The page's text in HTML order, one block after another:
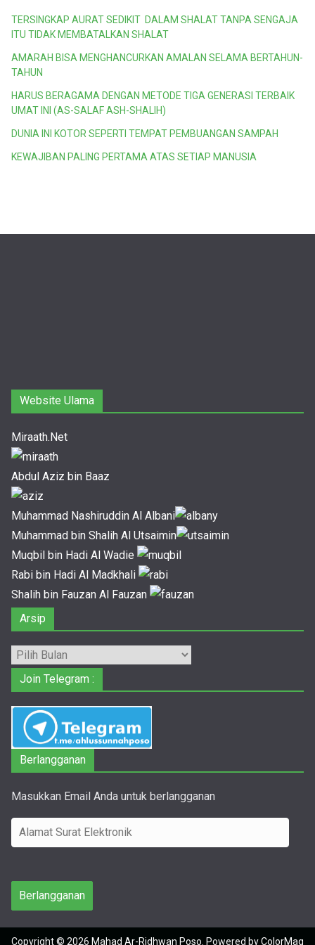
TERSINGKAP AURAT SEDIKIT DALAM SHALAT TANPA SENGAJA
ITU TIDAK MEMBATALKAN SHALAT
AMARAH BISA MENGHANCURKAN AMALAN SELAMA BERTAHUN-
TAHUN
HARUS BERAGAMA DENGAN METODE TIGA GENERASI TERBAIK
UMAT INI (AS-SALAF ASH-SHALIH)
DUNIA INI KOTOR SEPERTI TEMPAT PEMBUANGAN SAMPAH
KEWAJIBAN PALING PERTAMA ATAS SETIAP MANUSIA
Website Ulama
Miraath.Net
Abdul Aziz bin Baaz
Muhammad Nashiruddin Al Albani
Muhammad bin Shalih Al Utsaimin
Muqbil bin Hadi Al Wadie
Rabi bin Hadi Al Madkhali
Shalih bin Fauzan Al Fauzan
Arsip
Arsip
Join Telegram :
Berlangganan
Masukkan Email Anda untuk berlangganan
l
m
t
Berlangganan
Copyright © 2026 Mahad Ar-Ridhwan Poso . Powered byColorMag